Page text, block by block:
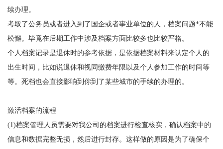
续办理。
考取了公务员或者进入到了国企或者事业单位的人，档案问题*不能
松懈。毕竟在后期工作中涉及档案方面比较多也比较严格。
个人档案记录是退休时的参考依据，是依据档案材料来认定个人的
出生时间，比如说退休和视同缴费年限以及个人参加工作的时间等
等。死档也会直接影响到你到了某些城市的手续的办理的。
激活档案的流程
(1)档案管理人员需要对我公司的档案进行检查核实，确认档案中的
信息和数据完整无损，然后进行封存。这样做的原因是为了确保个